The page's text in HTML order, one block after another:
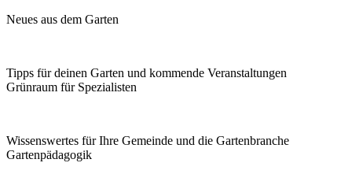
Neues aus dem Garten
Tipps für deinen Garten und kommende Veranstaltungen
Grünraum für Spezialisten
Wissenswertes für Ihre Gemeinde und die Gartenbranche
Garten­pädagogik